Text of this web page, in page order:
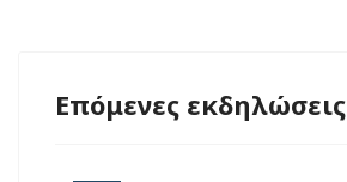
Επόμενες εκδηλώσεις